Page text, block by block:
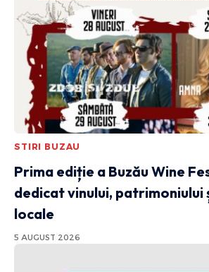
STIRI BUZAU
Prima ediție a Buzău Wine
dedicat vinului,
locale
5 AUGUST 2026